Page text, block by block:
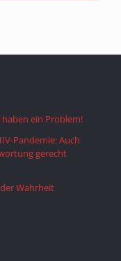
ein Problem!
Pandemie: Auch
gerecht
Wahrheit